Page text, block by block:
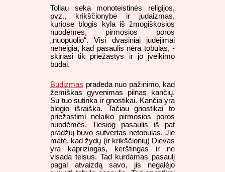
Toliau seka monoteistinės religijos,
pvz., krikščionybė ir judaizmas,
kuriose blogis kyla iš žmogiškosios
nuodėmės, pirmosios poros
„nuopuolio“. Visi dvasiniai judėjimai
neneigia, kad pasaulis nėra tobulas, -
skiriasi tik priežastys ir jo įveikimo
būdai.
Budizmas pradeda nuo pažinimo, kad
žemiškas gyvenimas pilnas kančių.
Su tuo sutinka ir gnostikai. Kančia yra
blogio išraiška. Tačiau gnostikai to
priežastimi nelaiko pirmosios poros
nuodėmės. Tiesiog pasaulis iš pat
pradžių buvo sutvertas netobulas. Jie
matė, kad žydų (ir krikščionių) Dievas
yra kaprizingas, kerštingas ir ne
visada teisus. Tad kurdamas pasaulį
pagal atvaizdą savo, jis negalėjo